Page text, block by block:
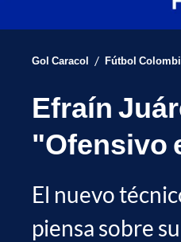
Gol Caracol / Fútbol
Efraín
"Ofensivo
El nuevo
piensa sobre